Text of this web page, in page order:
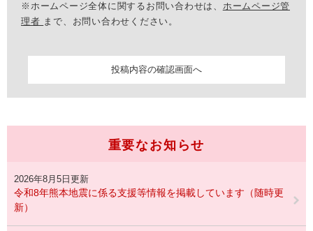
※ホームページ全体に関するお問い合わせは、 ホームページ管
理者 まで、お問い合わせください。
重要なお知らせ
2026年8月5日更新
令和8年熊本地震に係る支援等情報を掲載しています（随時更
新）